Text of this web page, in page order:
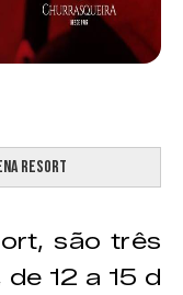
Resort
são três
12 a 15 d